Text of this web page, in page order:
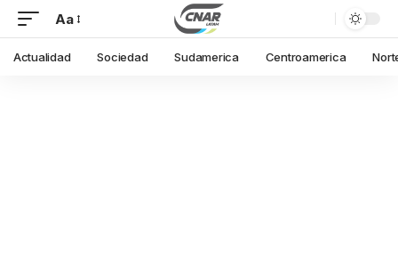
Aa
Actualidad Sociedad Sudamerica Centroamerica